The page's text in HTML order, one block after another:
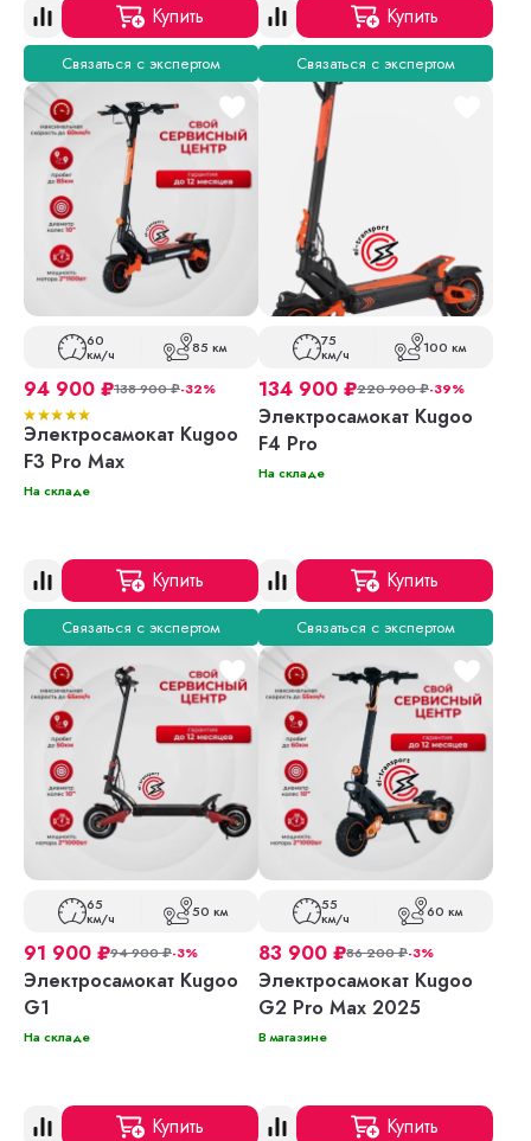
Купить
Связаться с экспертом
Купить
Связаться с экспертом
60
км/ч 85 км
94 900 ₽138 900₽-32%
Электросамокат Kugoo
F3 Pro Max
На складе
Купить
Связаться с экспертом
75
км/ч 100 км
134 900 ₽220 900₽-39%
Электросамокат Kugoo
F4 Pro
На складе
Купить
Связаться с экспертом
65
км/ч 50 км
91 900 ₽94 900₽-3%
Электросамокат Kugoo
G1
На складе
Купить
55
км/ч 60 км
83 900 ₽86 200₽-3%
Электросамокат Kugoo
G2 Pro Max 2025
В магазине
Купить